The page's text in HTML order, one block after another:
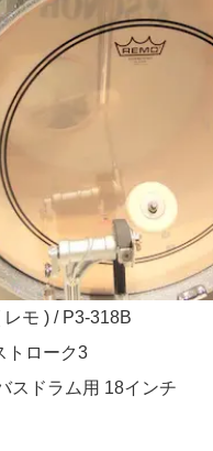
レモ ) / P3-318B
トローク3
スドラム用 18インチ